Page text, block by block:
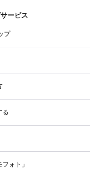
ービス
プ
る
ォト」